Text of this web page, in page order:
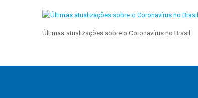
Últimas atualizações sobre o Coronavírus no Brasil